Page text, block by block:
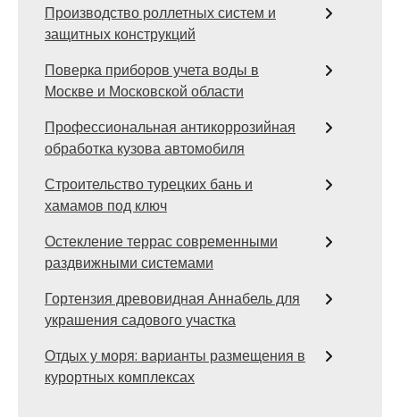
Производство роллетных систем и
защитных конструкций
Поверка приборов учета воды в
Москве и Московской области
Профессиональная антикоррозийная
обработка кузова автомобиля
Строительство турецких бань и
хамамов под ключ
Остекление террас современными
раздвижными системами
Гортензия древовидная Аннабель для
украшения садового участка
Отдых у моря: варианты размещения в
курортных комплексах